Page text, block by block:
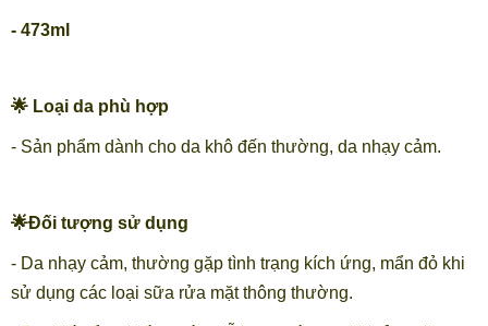
- 473ml
🌟 Loại da phù hợp
- Sản phẩm dành cho da khô đến thường, da nhạy cảm.
🌟Đối tượng sử dụng
- Da nhạy cảm, thường gặp tình trạng kích ứng, mẩn đỏ khi
sử dụng các loại sữa rửa mặt thông thường.